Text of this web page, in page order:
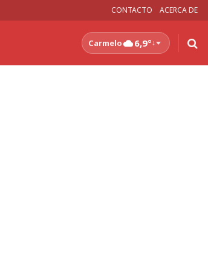
CONTACTO ACERCA DE
Carmelo 6,9°↓